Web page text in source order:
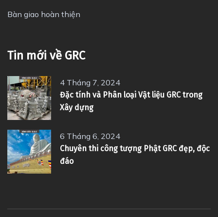
Bàn giao hoàn thiện
Tin mới về GRC
4 Tháng 7, 2024
Đặc tính và Phân loại Vật liệu GRC trong
Xây dựng
6 Tháng 6, 2024
Chuyên thi công tượng Phật GRC đẹp, độc
đáo